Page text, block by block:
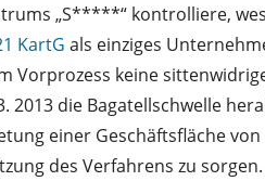
„S*****“ kontrolliere,
KartG als einziges
Vorprozess keine
die Bagatellschwelle
einer Geschäftsfläche
des Verfahrens zu sorgen.